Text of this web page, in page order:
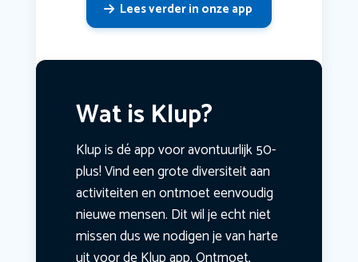
Lees verder in onze app
Wat is Klup?
Klup is dé app voor avontuurlijk 50-
plus! Vind een grote diversiteit aan
activiteiten en ontmoet eenvoudig
nieuwe mensen. Dit wil je echt niet
missen dus we nodigen je van harte